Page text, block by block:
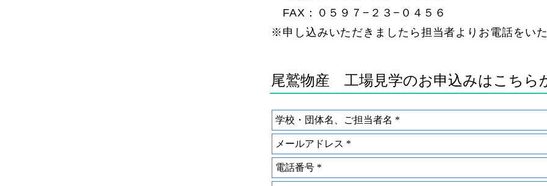
FAX：０５９７−２３−０４５６
※申し込みいただきましたら担当者よりお電話をいた
尾鷲物産 工場見学のお申込みはこちら